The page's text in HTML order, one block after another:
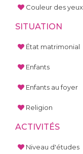
Couleur des yeux
SITUATION
État matrimonial
Enfants
Enfants au foyer
Religion
ACTIVITÉS
Niveau d'études